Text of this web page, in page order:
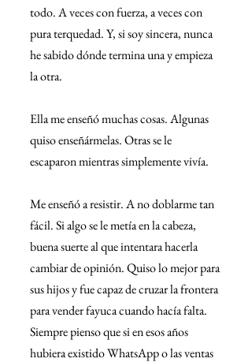
todo. A veces con fuerza, a veces con
pura terquedad. Y, si soy sincera, nunca
he sabido dónde termina una y empieza
la otra.
Ella me enseñó muchas cosas. Algunas
quiso enseñármelas. Otras se le
escaparon mientras simplemente vivía.
Me enseñó a resistir. A no doblarme tan
fácil. Si algo se le metía en la cabeza,
buena suerte al que intentara hacerla
cambiar de opinión. Quiso lo mejor para
sus hijos y fue capaz de cruzar la frontera
para vender fayuca cuando hacía falta.
Siempre pienso que si en esos años
hubiera existido WhatsApp o las ventas